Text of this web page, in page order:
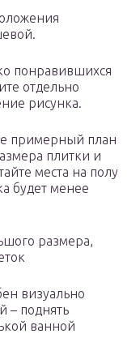
понравившихся
отдельно
рисунка.
примерный план
плитки и
места на полу
будет менее
размера,
визуально
– поднять
ванной